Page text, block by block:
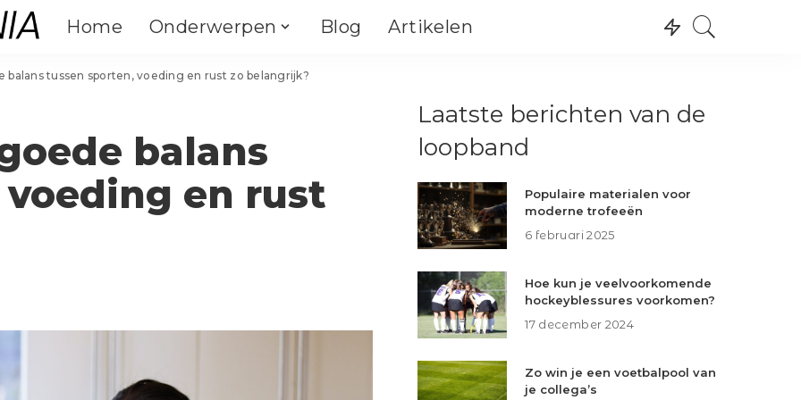
Home Onderwerpen
Fitness
Crossfit
Vechtsporten
Yoga & Pilates
Kamperen
Klimmen
Wintersport
Watersport
Skating
Blog Artikelen
Binnensporten
Fitness
Vechtsporten
Yoga & Pilates
Darts
Outdoor
Fietsen
Atletiek
Paardrijden
Recreatie
Watersport
Skating
balans tussen sporten, voeding en rust zo belangrijk?
balans
en rust
Laatste berichten van de
loopband
Populaire materialen voor
moderne trofeeën
6 februari 2025
Hoe kun je veelvoorkomende
hockeyblessures voorkomen?
17 december 2024
Zo win je een voetbalpool van
je collega’s